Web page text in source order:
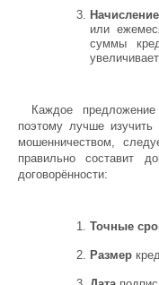
или
суммы
Каждое
поэтому лучше
мошенничеством,
правильно составит
договорённости:
Точные
Размер